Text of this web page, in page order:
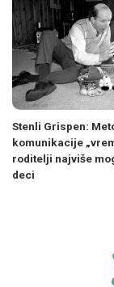
Stenli Grispen:
komunikacije
roditelji najviše
deci